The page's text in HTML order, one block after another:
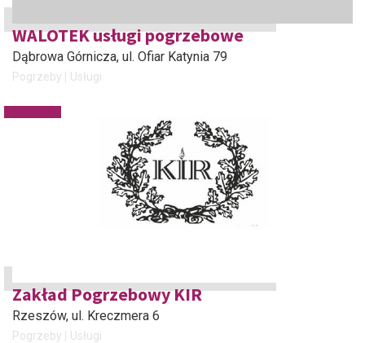
WALOTEK usługi pogrzebowe
Dąbrowa Górnicza, ul. Ofiar Katynia 79
Pogrzeby Usługi
Zakład Pogrzebowy KIR
Rzeszów, ul. Kreczmera 6
Pogrzeby Usługi